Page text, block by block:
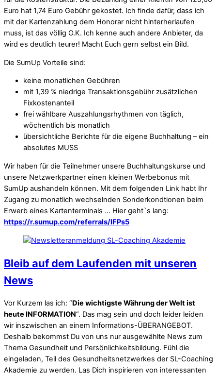
Euro hat 1,74 Euro Gebühr gekostet. Ich finde dafür, dass ich
mit der Kartenzahlung dem Honorar nicht hinterherlaufen
muss, ist das völlig O.K. Ich kenne auch andere Anbieter, da
wird es deutlich teurer! Macht Euch gern selbst ein Bild.
Die SumUp Vorteile sind:
keine monatlichen Gebühren
mit 1,39 % niedrige Transaktionsgebühr zusätzlichen
Fixkostenanteil
frei wählbare Auszahlungsrhythmen von täglich,
wöchentlich bis monatlich
übersichtliche Berichte für die eigene Buchhaltung – ein
absolutes MUSS
Wir haben für die Teilnehmer unsere Buchhaltungskurse und
unsere Netzwerkpartner einen kleinen Werbebonus mit
SumUp aushandeln können. Mit dem folgenden Link habt Ihr
Zugang zu monatlich wechselnden Sonderkondtionen beim
Erwerb eines Kartenterminals … Hier geht`s lang:
https://r.sumup.com/referrals/lFPs5
Bleib auf dem Laufenden mit unseren
News
Vor Kurzem las ich: “Die wichtigste Währung der Welt ist
heute INFORMATION“. Das mag sein und doch leider leiden
wir inszwischen an einem Informations-ÜBERANGEBOT.
Deshalb bekommst Du von uns nur ausgewählte News zum
Thema Gesundheit und Persönlichkeitsbildung. Fühl die
eingeladen, Teil des Gesundheitsnetzwerkes der SL-Coaching
Akademie zu werden. Las Dich inspirieren von interessanten